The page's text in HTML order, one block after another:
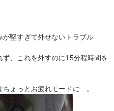
が堅すぎて外せないトラブル
、これを外すのに15分程時間を
ょっとお疲れモードに…。